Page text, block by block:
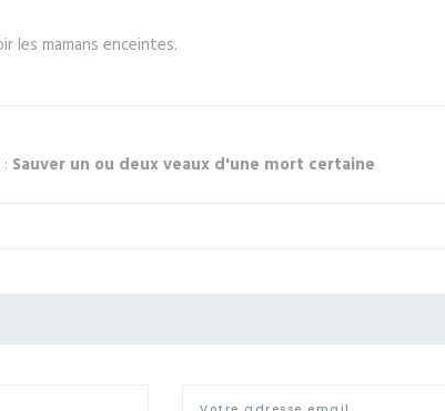
les mamans enceintes.
Sauver un ou deux veaux d'une mort certaine